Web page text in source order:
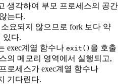
생각하여 부모 프로세스의 공간
는다.
요되지 않으므로 fork 보다 약
있다.
exec계열 함수나 exit() 을 호출
의 메모리 영역에서 실행되고,
로세스가 exec계열 함수나
기다린다.